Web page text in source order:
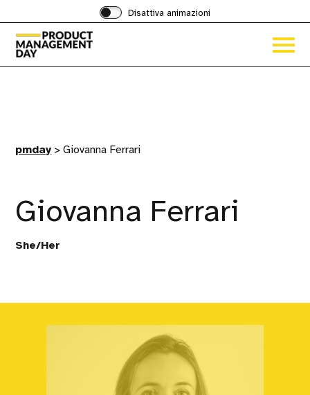
Disattiva animazioni
Accedi
menu
pmday >Giovanna Ferrari
Giovanna Ferrari
She/Her